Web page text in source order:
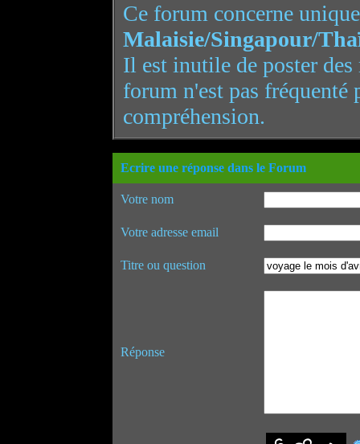
Ce forum concerne
Malaisie/Singapour/
Il est inutile de poster
forum n'est pas
compréhension.
Ecrire une réponse dans le Forum
Votre nom
Votre adresse email
Titre ou question
Réponse